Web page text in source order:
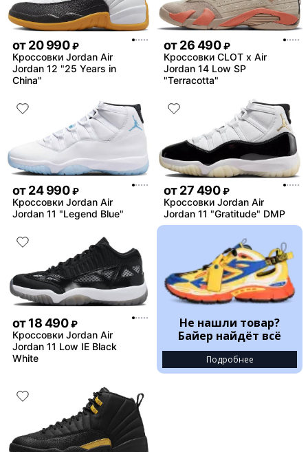
от20 990 ₽
Кроссовки Jordan Air
Jordan 12 "25 Years in
China"
от26 490 ₽
Кроссовки CLOT x Air
Jordan 14 Low SP
"Terracotta"
от24 990 ₽
Кроссовки Jordan Air
Jordan 11 "Legend Blue"
от27 490 ₽
Кроссовки Jordan Air
Jordan 11 "Gratitude" DMP
от18 490 ₽
Кроссовки Jordan Air
Jordan 11 Low IE Black
White
Не нашли товар?
Байер найдёт всё
Подробнее